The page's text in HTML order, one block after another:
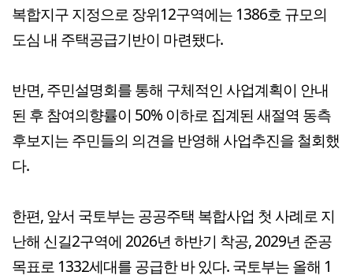
복합지구 지정으로 장위12구역에는 1386호 규모의
도심 내 주택공급기반이 마련됐다.
반면, 주민설명회를 통해 구체적인 사업계획이 안내
된 후 참여의향률이 50% 이하로 집계된 새절역 동측
후보지는 주민들의 의견을 반영해 사업추진을 철회했
다.
한편, 앞서 국토부는 공공주택 복합사업 첫 사례로 지
난해 신길2구역에 2026년 하반기 착공, 2029년 준공
목표로 1332세대를 공급한 바 있다. 국토부는 올해 1